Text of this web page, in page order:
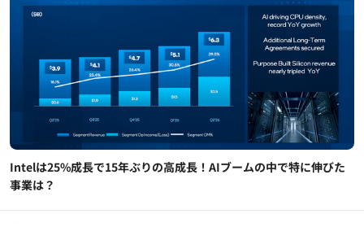
Intelは25%成長で15年ぶりの高成長！AIブームの中で特に伸びた
事業は？